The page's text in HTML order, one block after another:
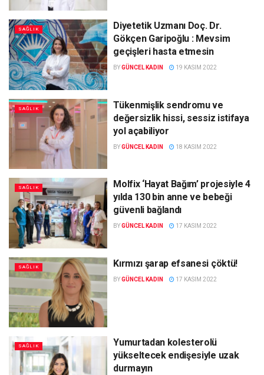
SAĞLIK
Diyetetik Uzmanı Doç. Dr.
Gökçen Garipoğlu : Mevsim
geçişleri hasta etmesin
BYGÜNCEL KADIN 19 KASIM 2022
SAĞLIK
Tükenmişlik sendromu ve
değersizlik hissi, sessiz istifaya
yol açabiliyor
BYGÜNCEL KADIN 18 KASIM 2022
SAĞLIK
Molfix ‘Hayat Bağım’ projesiyle 4
yılda 130 bin anne ve bebeği
güvenli bağlandı
BYGÜNCEL KADIN 17 KASIM 2022
SAĞLIK Kırmızı şarap efsanesi çöktü!
BYGÜNCEL KADIN 17 KASIM 2022
SAĞLIK
Yumurtadan kolesterolü
yükseltecek endişesiyle uzak
durmayın